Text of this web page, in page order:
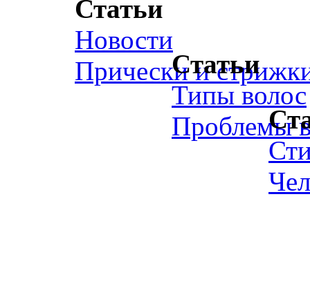
Статьи
Новости
Прически иСтатьи
Типы волос
Проблемы